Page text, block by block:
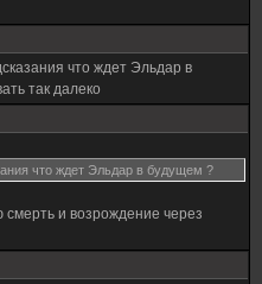
что ждет Эльдар в
так далеко
что ждет Эльдар в будущем ?
и возрождение через